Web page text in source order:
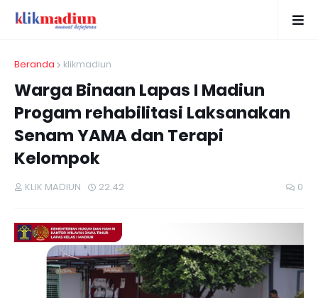
Beranda klikmadiun
Warga Binaan Lapas I Madiun
Progam rehabilitasi Laksanakan
Senam YAMA dan Terapi
Kelompok
KLIK MADIUN 22.42 0